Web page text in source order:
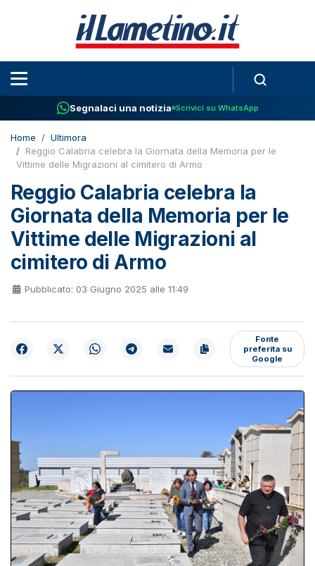
Segnalaci una notizia Scrivici su WhatsApp
Home
Ultimora
Reggio Calabria celebra la Giornata della Memoria per le
Vittime delle Migrazioni al cimitero di Armo
Reggio Calabria celebra la
Giornata della Memoria per le
Vittime delle Migrazioni al
cimitero di Armo
Pubblicato: 03 Giugno 2025 alle 11:49
Fonte
preferita su
Google